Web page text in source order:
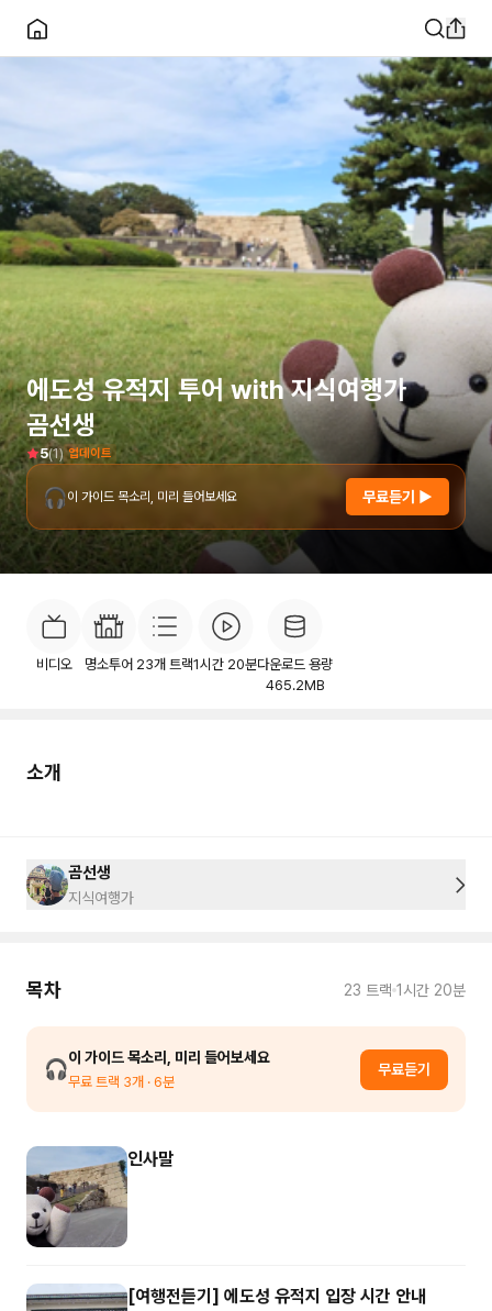
에도성 유적지 투어 with 지식여행가
곰선생
5(1) 업데이트
🎧이 가이드 목소리, 미리 들어보세요 무료듣기 ▶
비디오 명소투어 23개 트랙1시간 20분다운로드 용량
465.2MB
소개
곰선생
지식여행가
목차 23 트랙 1시간 20분
🎧이 가이드 목소리, 미리 들어보세요
무료 트랙 3개 · 6분
무료듣기
인사말
[여행전듣기] 에도성 유적지 입장 시간 안내